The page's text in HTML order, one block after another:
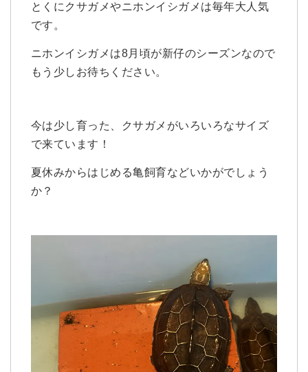
とくにクサガメやニホンイシガメは毎年大人気
です。
ニホンイシガメは8月頃が新仔のシーズンなので
もう少しお待ちください。
今は少し育った、クサガメがいろいろなサイズ
で来ています！
夏休みからはじめる亀飼育などいかがでしょう
か？